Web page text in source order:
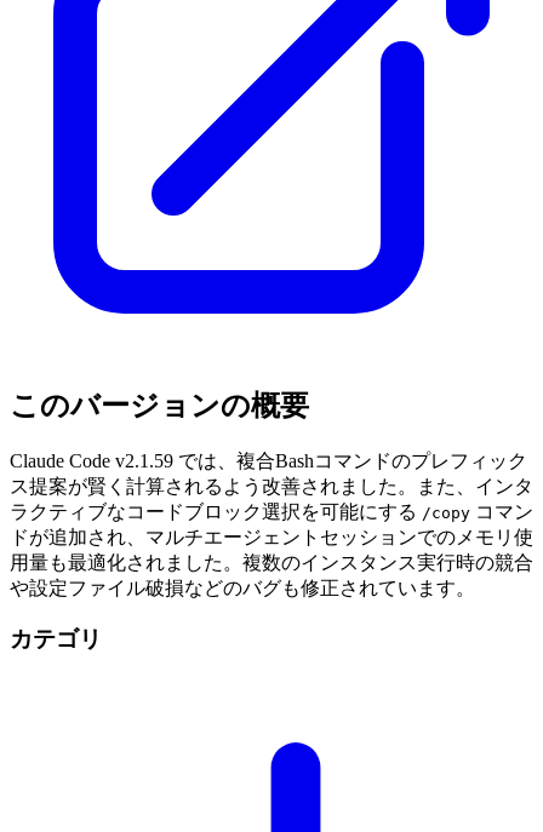
このバージョンの概要
Claude Code v2.1.59 では、複合Bashコマンドのプレフィック
ス提案が賢く計算されるよう改善されました。また、インタ
ラクティブなコードブロック選択を可能にする /copy コマン
ドが追加され、マルチエージェントセッションでのメモリ使
用量も最適化されました。複数のインスタンス実行時の競合
や設定ファイル破損などのバグも修正されています。
カテゴリ